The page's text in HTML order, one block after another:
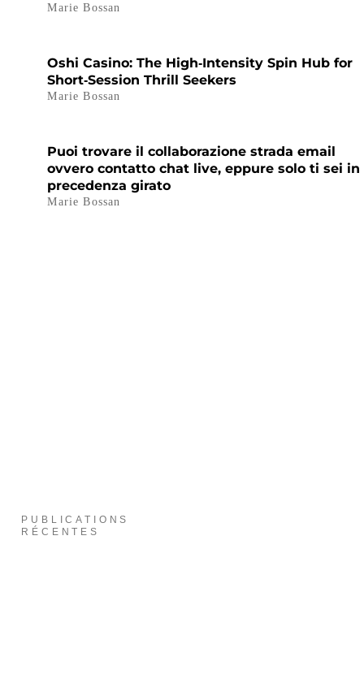
PUBLICATIONS
RÉCENTES
Marie Bossan
Oshi Casino: The High‑Intensity Spin Hub for
Short‑Session Thrill Seekers
Marie Bossan
Puoi trovare il collaborazione strada email
ovvero contatto chat live, eppure solo ti sei in
precedenza girato
Marie Bossan